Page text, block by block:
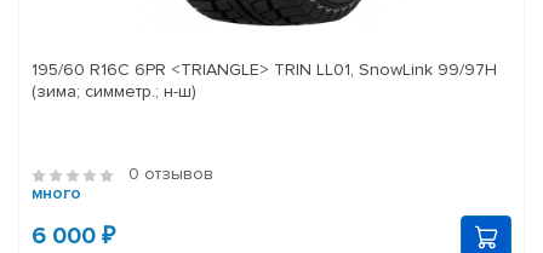
195/60 R16C 6PR <TRIANGLE> TRIN LL01, SnowLink 99/97H
(зима; симметр.; н-ш)
0 отзывов
много
6 000 ₽